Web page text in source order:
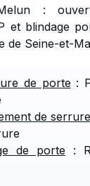
:
et blindage
de Seine-et-
de porte:
de serrure
de porte :